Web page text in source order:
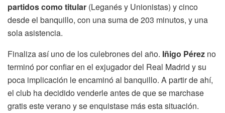
partidos como titular (Leganés y Unionistas) y cinco
desde el banquillo, con una suma de 203 minutos, y una
sola asistencia.
Finaliza así uno de los culebrones del año. Iñigo Pérez no
terminó por confiar en el exjugador del Real Madrid y su
poca implicación le encaminó al banquillo. A partir de ahí,
el club ha decidido venderle antes de que se marchase
gratis este verano y se enquistase más esta situación.